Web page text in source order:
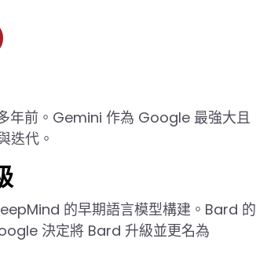
年前。Gemini 作為 Google 最強大且
迭代。
的早期語言模型構建。Bard 的
決定將 Bard 升級並更名為